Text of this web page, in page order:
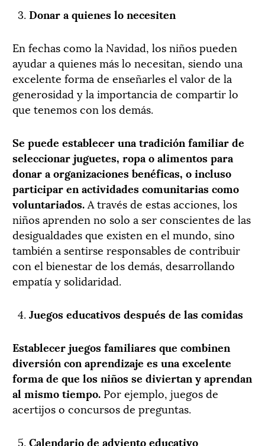
Donar a quienes lo necesiten
En fechas como la Navidad, los niños pueden
ayudar a quienes más lo necesitan, siendo una
excelente forma de enseñarles el valor de la
generosidad y la importancia de compartir lo
que tenemos con los demás.
Se puede establecer una tradición familiar de
seleccionar juguetes, ropa o alimentos para
donar a organizaciones benéficas, o incluso
participar en actividades comunitarias como
voluntariados.A través de estas acciones, los
niños aprenden no solo a ser conscientes de las
desigualdades que existen en el mundo, sino
también a sentirse responsables de contribuir
con el bienestar de los demás, desarrollando
empatía y solidaridad.
Juegos educativos después de las comidas
Establecer juegos familiares que combinen
diversión con aprendizaje es una excelente
forma de que los niños se diviertan y aprendan
al mismo tiempo. Por ejemplo, juegos de
acertijos o concursos de preguntas.
Calendario de adviento educativo